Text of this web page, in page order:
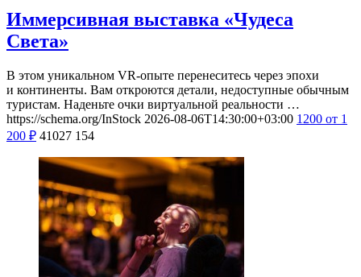
Иммерсивная выставка «Чудеса
Света»
В этом уникальном VR-опыте перенеситесь через эпохи
и континенты. Вам откроются детали, недоступные обычным
туристам. Наденьте очки виртуальной реальности …
https://schema.org/InStock 2026-08-06T14:30:00+03:00 1200 от 1
200 ₽ 41027 154